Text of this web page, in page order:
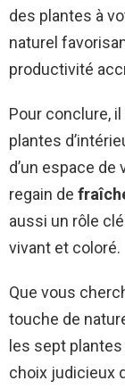
des plantes à
naturel
productivité
Pour conclure,
plantes
d’un espace
regain de
aussi un rôle
vivant et coloré.
Que vous
touche de
les sept
choix judicieux